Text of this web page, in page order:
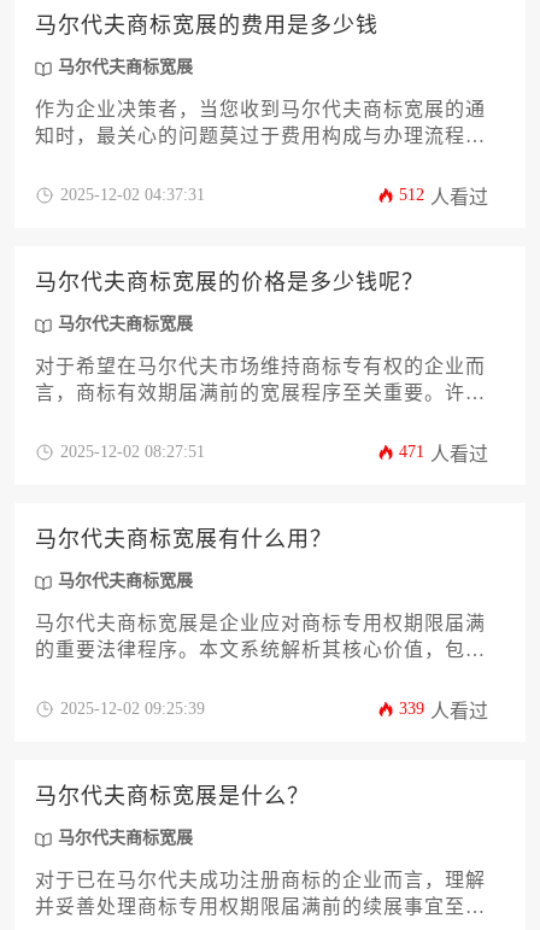
指南，内容详尽，涵盖从资格审核、材料准备到官
方审查与后续维护的全过程，旨在帮助企业主和高
管规避潜在的法律风险，确保品牌资产在马尔代夫
马尔代夫商标宽展的费用是多少钱
马尔代夫商标宽展
作为企业决策者，当您收到马尔代夫商标宽展的通
知时，最关心的问题莫过于费用构成与办理流程。
详细攻略，内容涵盖官方规费、专业服务费、潜在
保品牌权益在马尔代夫市场得到无缝延续。
2025-12-02 04:37:31 512 人看过
马尔代夫商标宽展的价格是多少钱呢？
马尔代夫商标宽展
对于希望在马尔代夫市场维持商标专有权的企业而
言，商标有效期届满前的宽展程序至关重要。许多
多少钱呢？”，但实际费用远非一个简单数字，它受
尔代夫商标宽展的成本构成、办理流程、常见陷阱
及优化策略，助您高效完成权利续展，稳固品牌海
外阵地。
2025-12-02 08:27:51 471 人看过
马尔代夫商标宽展有什么用？
马尔代夫商标宽展
马尔代夫商标宽展是企业应对商标专用权期限届满
的重要法律程序。本文系统解析其核心价值，包括
等十二个关键维度，为企业主提供兼具战略性和操
2025-12-02 09:25:39 339 人看过
马尔代夫商标宽展是什么？
马尔代夫商标宽展
对于已在马尔代夫成功注册商标的企业而言，理解
并妥善处理商标专用权期限届满前的续展事宜至关